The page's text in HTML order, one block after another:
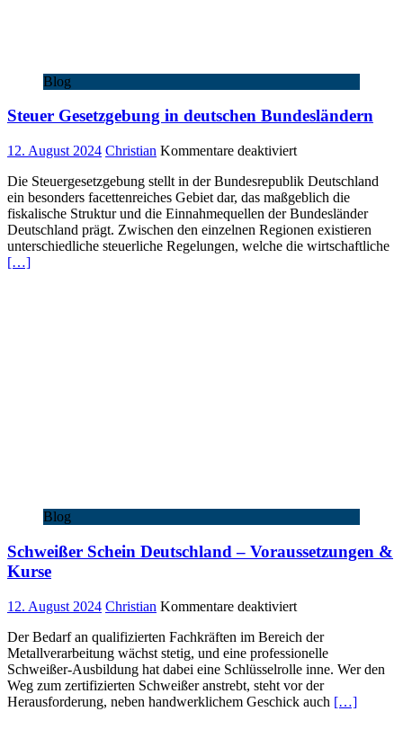
Blog
Steuer Gesetzgebung in deutschen Bundesländern
12. August 2024 Christian Kommentare deaktiviertfür
Gesetzgebung
in
deutschen
Bundesländern
Die Steuergesetzgebung stellt in der Bundesrepublik Deutschland
ein besonders facettenreiches Gebiet dar, das maßgeblich die
fiskalische Struktur und die Einnahmequellen der Bundesländer
Deutschland prägt. Zwischen den einzelnen Regionen existieren
unterschiedliche steuerliche Regelungen, welche die wirtschaftliche
[…]
Blog
Schweißer Schein Deutschland – Voraussetzungen &
Kurse
12. August 2024 Christian Kommentare deaktiviertfür
Schein
Deutschland
–
Voraussetzungen
&
Der Bedarf an qualifizierten Fachkräften im Bereich der
Metallverarbeitung wächst stetig, und eine professionelle
Schweißer-Ausbildung hat dabei eine Schlüsselrolle inne. Wer den
Weg zum zertifizierten Schweißer anstrebt, steht vor der
Herausforderung, neben handwerklichem Geschick auch […]